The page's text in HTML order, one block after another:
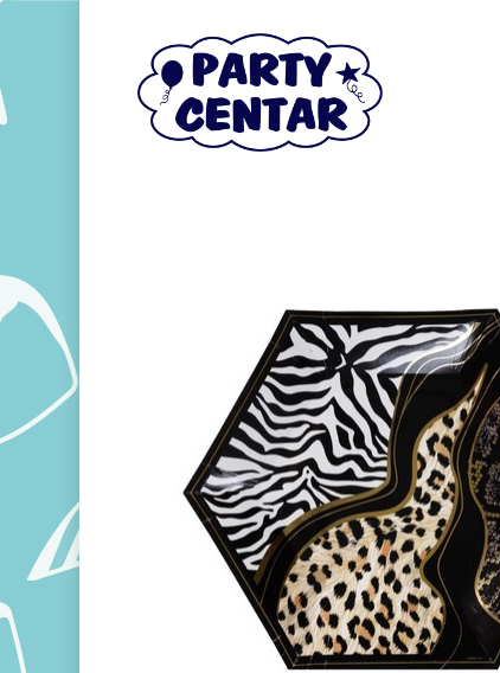
Hit enter to search or ESC to close